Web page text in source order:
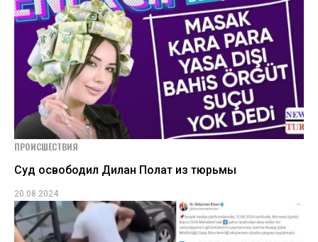
ПРОИСШЕСТВИЯ
Суд освободил Дилан Полат из тюрьмы
20.08.2024